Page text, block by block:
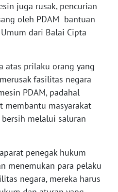
juga rusak, pencurian
oleh PDAM bantuan
dari Balai Cipta
atas prilaku orang yang
fasilitas negara
PDAM, padahal
membantu masyarakat
melalui saluran
penegak hukum
menemukan para pelaku
negara, mereka harus